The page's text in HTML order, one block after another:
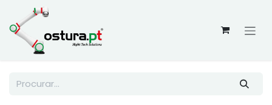
Skip to Content